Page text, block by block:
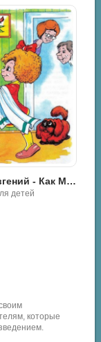
Пермяк Евгений - Как Маша стала Большой
детей
которые